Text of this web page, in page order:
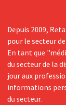
Depuis 2009,
pour le secteur
En tant que
du secteur de la
jour aux
informations
du secteur.